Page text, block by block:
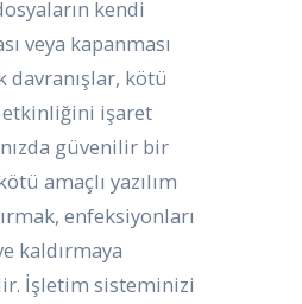
kendi
veya kapanması
davranışlar, kötü
etkinliğini işaret
güvenilir bir
amaçlı yazılım
enfeksiyonları
kaldırmaya
İşletim sisteminizi